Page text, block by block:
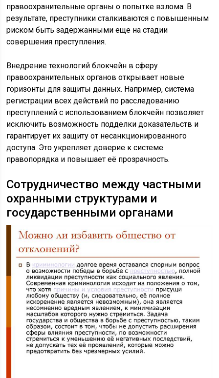
правоохранительные органы о попытке взлома. В
результате, преступники сталкиваются с повышенным
риском быть задержанными еще на стадии
совершения преступления.
Внедрение технологий блокчейн в сферу
правоохранительных органов открывает новые
горизонты для защиты данных. Например, система
регистрации всех действий по расследованию
преступлений с использованием блокчейн позволяет
исключить возможность подделки доказательств и
гарантирует их защиту от несанкционированного
доступа. Это укрепляет доверие к системе
правопорядка и повышает её прозрачность.
Сотрудничество между частными
охранными структурами и
государственными органами